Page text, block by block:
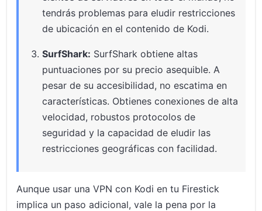
tendrás problemas para eludir restricciones
de ubicación en el contenido de Kodi.
SurfShark: SurfShark obtiene altas
puntuaciones por su precio asequible. A
pesar de su accesibilidad, no escatima en
características. Obtienes conexiones de alta
velocidad, robustos protocolos de
seguridad y la capacidad de eludir las
restricciones geográficas con facilidad.
Aunque usar una VPN con Kodi en tu Firestick
implica un paso adicional, vale la pena por la